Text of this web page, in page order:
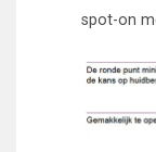
spot-on